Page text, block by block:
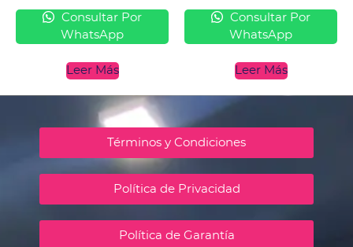
Consultar Por
WhatsApp
Leer Más
Consultar Por
WhatsApp
Leer Más
Términos y Condiciones
Política de Privacidad
Política de Garantía